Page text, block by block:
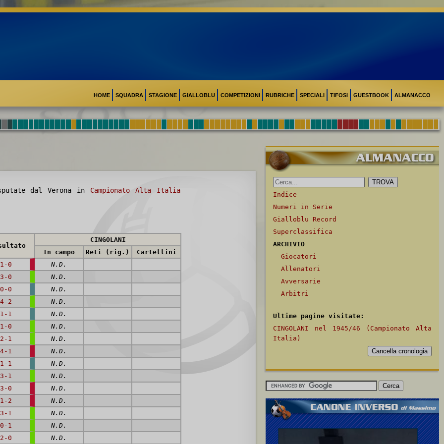
HOME SQUADRA STAGIONE GIALLOBLU COMPETIZIONI RUBRICHE SPECIALI TIFOSI GUESTBOOK ALMANACCO
dal Verona in Campionato Alta Italia
CINGOLANI
In campo
Reti (rig.)
Cartellini
1-0
N.D.
3-0
N.D.
0-0
N.D.
4-2
N.D.
1-1
N.D.
1-0
N.D.
2-1
N.D.
4-1
N.D.
1-1
N.D.
3-1
N.D.
3-0
N.D.
1-2
N.D.
3-1
N.D.
0-1
N.D.
2-0
N.D.
Indice
Numeri in Serie
Gialloblu Record
Superclassifica
ARCHIVIO
Giocatori
Allenatori
Avversarie
Arbitri
Ultime pagine visitate:
CINGOLANI nel 1945/46 (Campionato Alta
Italia)